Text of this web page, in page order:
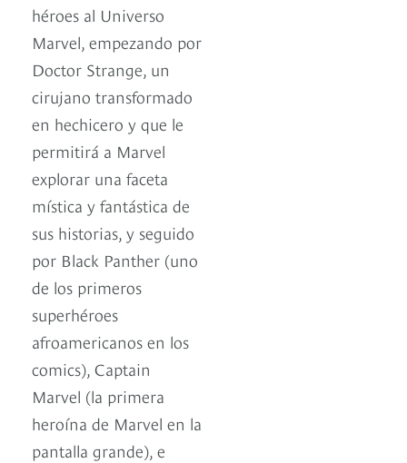
héroes al Universo
Marvel, empezando por
Doctor Strange, un
cirujano transformado
en hechicero y que le
permitirá a Marvel
explorar una faceta
mística y fantástica de
sus historias, y seguido
por Black Panther (uno
de los primeros
superhéroes
afroamericanos en los
comics), Captain
Marvel (la primera
heroína de Marvel en la
pantalla grande), e